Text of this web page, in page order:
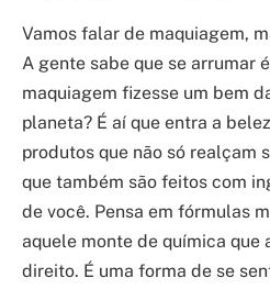
Vamos falar de maquiagem,
A gente sabe que se arrumar
maquiagem fizesse um bem
planeta? É aí que entra a
produtos que não só realçam
que também são feitos com
de você. Pensa em fórmulas
aquele monte de química que
direito. É uma forma de se